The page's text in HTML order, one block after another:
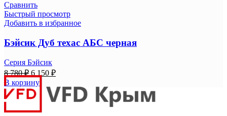
Сравнить
Быстрый просмотр
Добавить в избранное
Бэйсик Дуб техас АБС черная
Серия Бэйсик
8 780₽ Первоначальная
цена
составляла
8
780 ₽.
6 150 ₽Текущая
6
150 ₽.
В корзину